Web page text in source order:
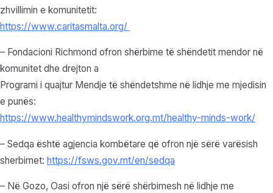
zhvillimin e komunitetit:
https://www.caritasmalta.org/
– Fondacioni Richmond ofron shërbime të shëndetit mendor në
komunitet dhe drejton a
Programi i quajtur Mendje të shëndetshme në lidhje me mjedisin
e punës:
https://www.healthymindswork.org.mt/healthy-minds-work/
– Sedqa është agjencia kombëtare që ofron një sërë varësish
sherbimet: https://fsws.gov.mt/en/sedqa
– Në Gozo, Oasi ofron një sërë shërbimesh në lidhje me